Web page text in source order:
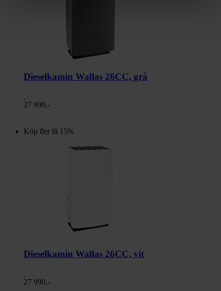
Dieselkamin Wallas 26CC, grå
27 990,-
Köp fler få 15%
Dieselkamin Wallas 26CC, vit
27 990,-